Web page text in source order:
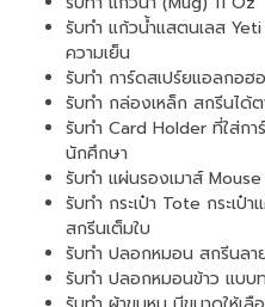
รับทำ แก้วน้ำแสตนเลส
ความเย็น
รับทำ การ์ดสเปร์ยแอลกอฮอ
รับทำ กล่องเหล็ก สกรีนได้ต
รับทำ Card Holder ที่ใส่ก
นักศึกษา
รับทำ แผ่นรองเมาส์
รับทำ กระเป๋า Tote กระเป๋
สกรีนเต็มใบ
รับทำ ปลอกหมอน สกรีนลา
รับทำ ปลอกหมอนข้าว แบ